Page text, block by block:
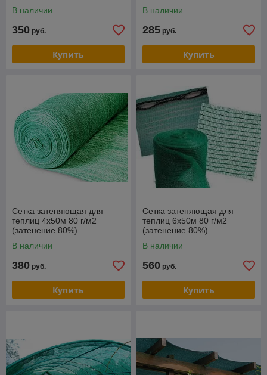
В наличии
350 руб.
Купить
В наличии
285 руб.
Купить
Сетка затеняющая для
теплиц 4х50м 80 г/м2
(затенение 80%)
В наличии
380 руб.
Купить
Сетка затеняющая для
теплиц 6х50м 80 г/м2
(затенение 80%)
В наличии
560 руб.
Купить